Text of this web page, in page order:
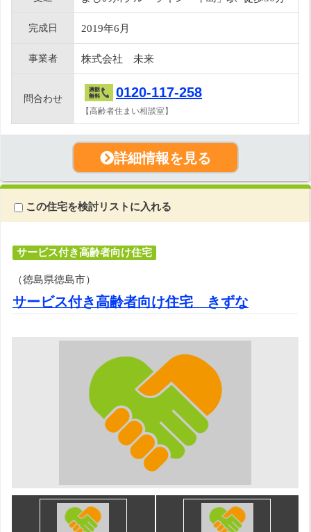
完成日 2019年6月
事業者 株式会社 未来
問合わせ 0120-117-258
【高齢者住まい相談室】
詳細情報を見る
この住宅を検討リストに入れる
サービス付き高齢者向け住宅
（徳島県徳島市）
サービス付き高齢者向け住宅 きずな